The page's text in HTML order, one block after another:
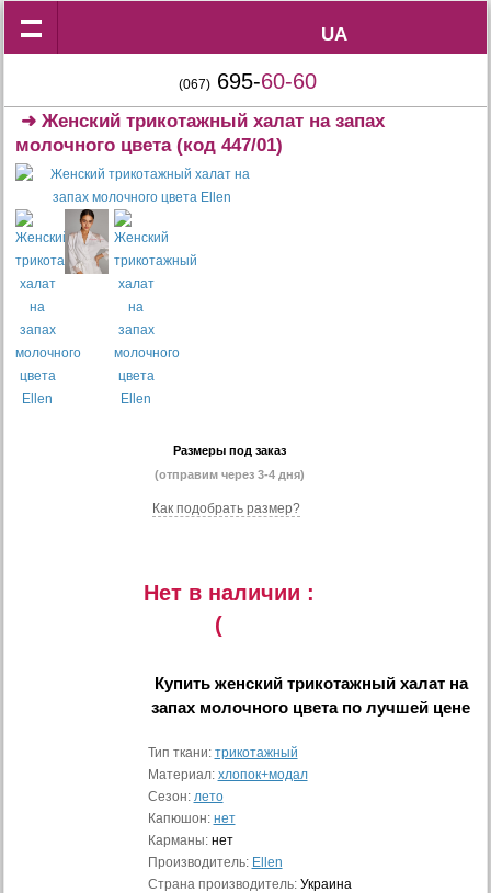
UA
UA
(067) 695-60-60
➜Женский трикотажный халат на запах
молочного цвета(код 447/01)
Размеры под заказ
(отправим через 3-4 дня)
Как подобрать размер?
Нет в наличии :
(
Купить женский трикотажный халат на
запах молочного цвета по лучшей цене
Тип ткани: трикотажный
Материал: хлопок+модал
Сезон: лето
Капюшон: нет
Карманы: нет
Производитель: Ellen
Страна производитель: Украина